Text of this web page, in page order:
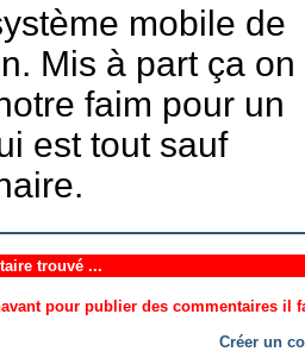
mobile de
Mis à part ça on
faim pour un
est tout sauf
trouvé ...
pour publier des commentaires il
Créer un